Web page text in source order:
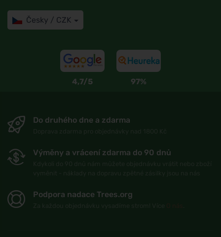
Česky / CZK
4,7/5 97%
Do druhého dne a zdarma
Výměny a vrácení zdarma do 90 dnů
Podpora nadace Trees.org